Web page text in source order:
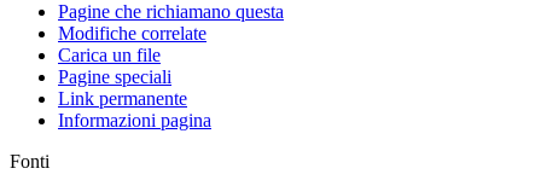
Pagine che richiamano questa
Modifiche correlate
Carica un file
Pagine speciali
Link permanente
Informazioni pagina
Fonti